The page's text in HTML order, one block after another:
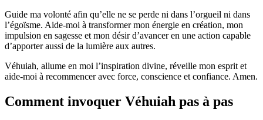
Guide ma volonté afin qu’elle ne se perde ni dans l’orgueil ni dans
l’égoïsme. Aide-moi à transformer mon énergie en création, mon
impulsion en sagesse et mon désir d’avancer en une action capable
d’apporter aussi de la lumière aux autres.
Véhuiah, allume en moi l’inspiration divine, réveille mon esprit et
aide-moi à recommencer avec force, conscience et confiance. Amen.
Comment invoquer Véhuiah pas à pas